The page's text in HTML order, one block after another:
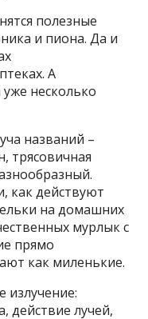
полезные
и пиона. Да и
А
уже несколько
названий –
трясовичная
как действуют
на домашних
мурлык с
прямо
как миленькие.
излучение:
действие лучей,